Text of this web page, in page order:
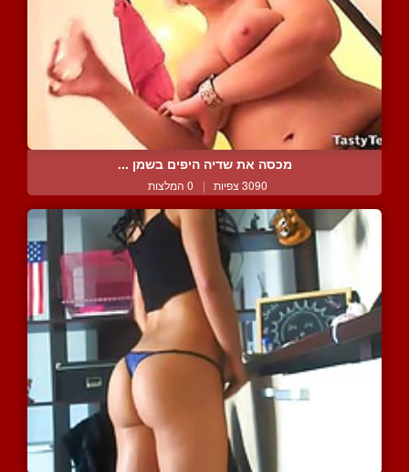
מכסה את שדיה היפים בשמן ...
3090 צפיות | 0 המלצות